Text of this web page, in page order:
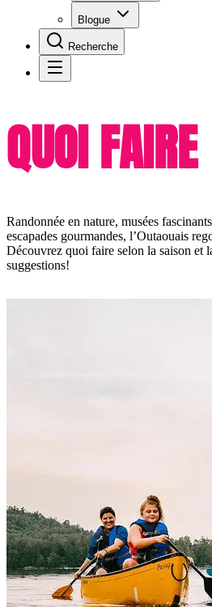
Blogue
Recherche
QUOI FAIRE
Randonnée en nature, musées
escapades gourmandes, l’Outaouais
Découvrez quoi faire selon la saison et
suggestions!